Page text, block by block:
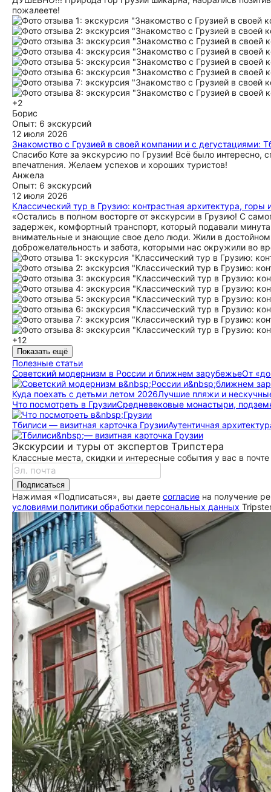
пожалеете!
+2
Борис
Опыт: 6 экскурсий
12 июля 2026
Знакомство с Грузией в своей компании и с дегустациями:
Спасибо Коте за экскурсию по Грузии! Всё было интересно,
впечатления. Желаем успехов и хороших туристов!
Анжела
Опыт: 6 экскурсий
12 июля 2026
Классический тур в Грузию: контрастная архитектура, горы
«Остались в полном восторге от экскурсии в Грузию! С
задержек, комфортный транспорт, который подавали
внимательные и знающие свое дело люди. Жили в
доброжелательность и забота, которыми нас окружили во
+12
Показать ещё
Полезные статьи
Советский модернизм в России и ближнем зарубежьеОт
Куда поехать с детьми летом 2026Лучшие пляжи и
Что посмотреть в ГрузииСредневековые монастыри,
Тбилиси — визитная карточка ГрузииАутентичная
Экскурсии и туры от экспертов Трипстера
Классные места, скидки и интересные события у вас в почте
Подписаться
Нажимая «Подписаться», вы даете согласие на получение
условиями политики обработки персональных данных